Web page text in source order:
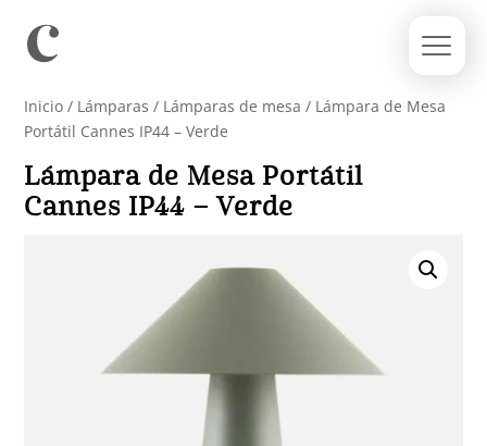
Inicio / Lámparas / Lámparas de mesa / Lámpara de Mesa
Portátil Cannes IP44 – Verde
Lámpara de Mesa Portátil
Cannes IP44 – Verde